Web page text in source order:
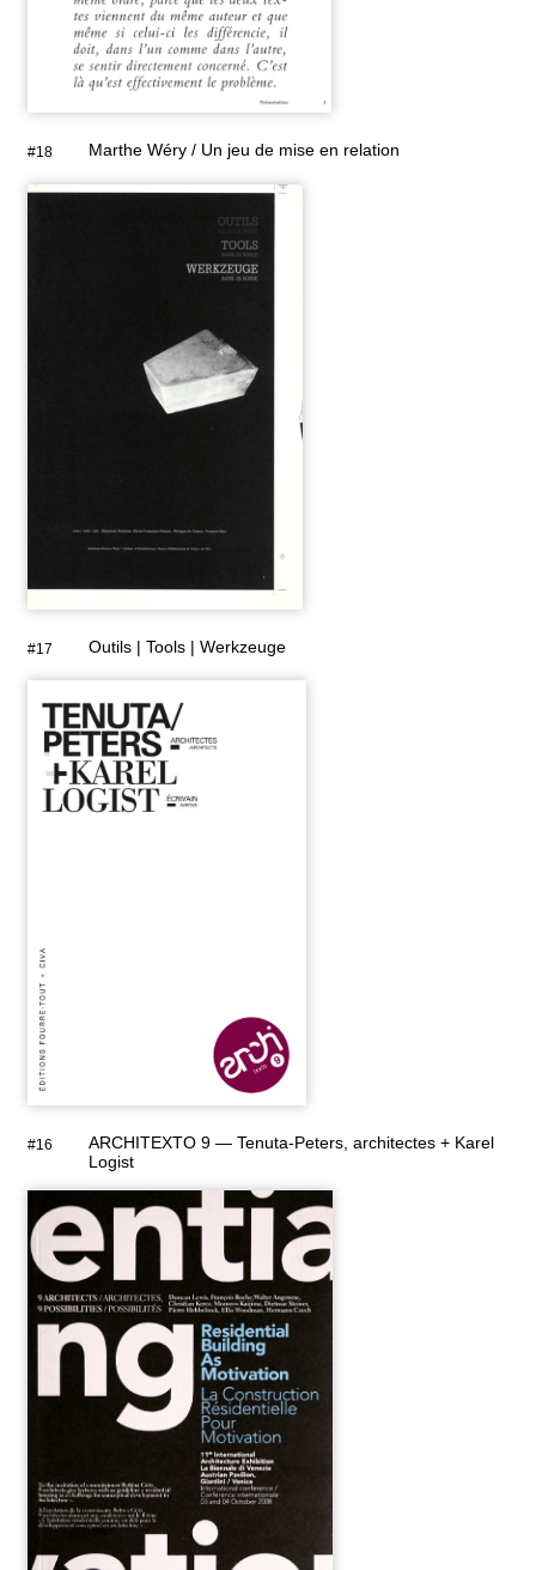
#18 Marthe Wéry / Un jeu de mise en relation
#17 Outils | Tools | Werkzeuge
#16
ARCHITEXTO 9 — Tenuta-Peters, architectes + Karel
Logist